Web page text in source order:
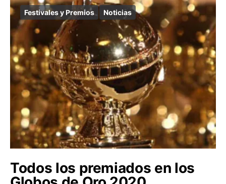
Festivales y Premios Noticias
Todos los premiados en los